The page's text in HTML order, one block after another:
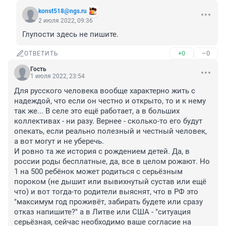
konst518@ngs.ru
2 июля 2022, 09:36
Глупости здесь не пишите.
ОТВЕТИТЬ +0 –0
Гость
1 июля 2022, 23:54
Для русского человека вообще характерно жить с
надеждой, что если он честно и открыто, то и к нему
так же... В селе это ещё работает, а в больших
коллективах - ни разу. Вернее - сколько-то его будут
опекать, если реально полезный и честный человек,
а вот могут и не уберечь.
И ровно та же история с рождением детей. Да, в
россии роды бесплатные, да, все в целом рожают. Но
1 на 500 ребёнок может родиться с серьёзным
пороком (не дышит или вывихнутый сустав или ещё
что) и вот тогда-то родители выяснят, что в РФ это
"максимум год проживёт, забирать будете или сразу
отказ напишите?" а в Литве или США - "ситуация
серьёзная, сейчас необходимо ваше согласие на